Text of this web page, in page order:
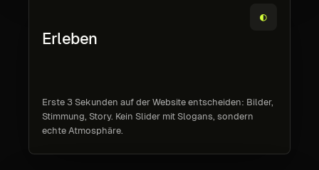
◐
Erleben
Erste 3 Sekunden auf der Website entscheiden: Bilder,
Stimmung, Story. Kein Slider mit Slogans, sondern
echte Atmosphäre.